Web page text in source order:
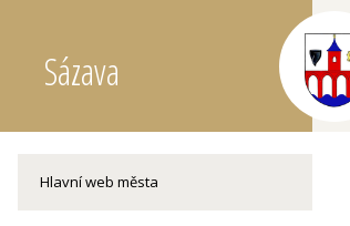
Sázava
Hlavní web města